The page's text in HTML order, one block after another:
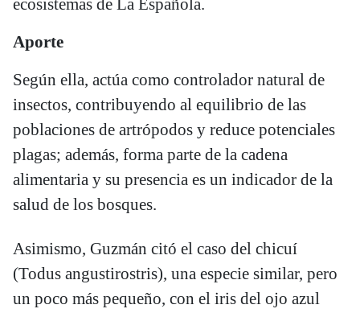
ecosistemas de La Española.
Aporte
Según ella, actúa como controlador natural de
insectos, contribuyendo al equilibrio de las
poblaciones de artrópodos y reduce potenciales
plagas; además, forma parte de la cadena
alimentaria y su presencia es un indicador de la
salud de los bosques.
Asimismo, Guzmán citó el caso del chicuí
(Todus angustirostris), una especie similar, pero
un poco más pequeño, con el iris del ojo azul